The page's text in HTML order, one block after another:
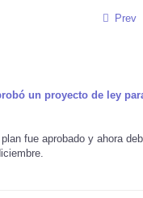
Prev
un proyecto de ley
fue aprobado y ahora